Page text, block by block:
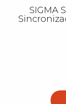
SIGMA